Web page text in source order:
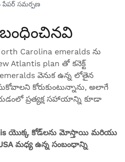
సమర్పణ
Carolina emeralds ను
Atlantis plan తో కనెక్ట్
వెనుక ఉన్న లోతైన
కోరుకుంటున్నాను, అలాగే
ప్రత్యక్ష సహాయాన్ని కూడా
యొక్క కోడ్‌లను మోస్తాయి మరియు
మధ్య ఉన్న సంబంధాన్ని